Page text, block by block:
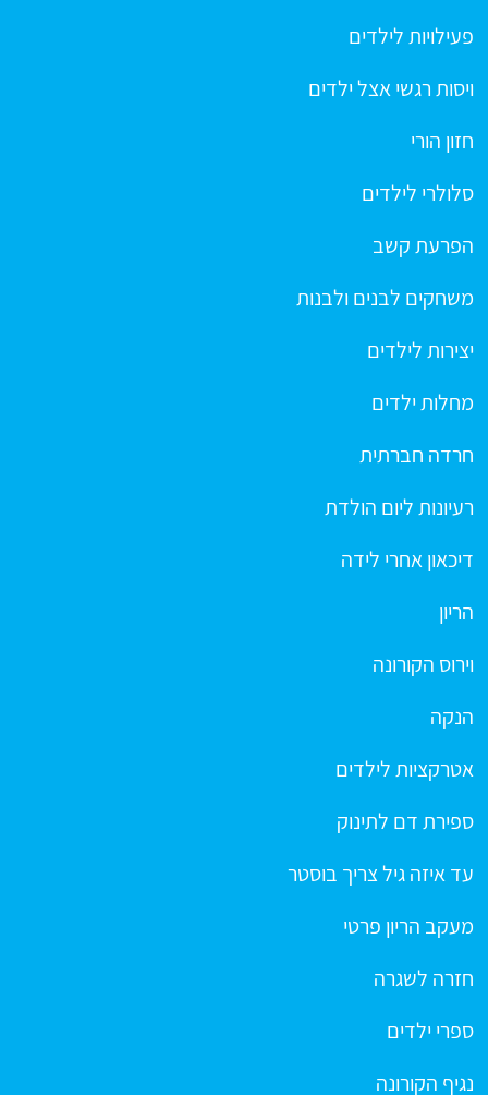
פעילויות לילדים
ויסות רגשי אצל ילדים
חזון הורי
סלולרי לילדים
הפרעת קשב
משחקים לבנים ולבנות
יצירות לילדים
מחלות ילדים
חרדה חברתית
רעיונות ליום הולדת
דיכאון אחרי לידה
הריון
וירוס הקורונה
הנקה
אטרקציות לילדים
ספירת דם לתינוק
עד איזה גיל צריך בוסטר
מעקב הריון פרטי
חזרה לשגרה
ספרי ילדים
נגיף הקורונה